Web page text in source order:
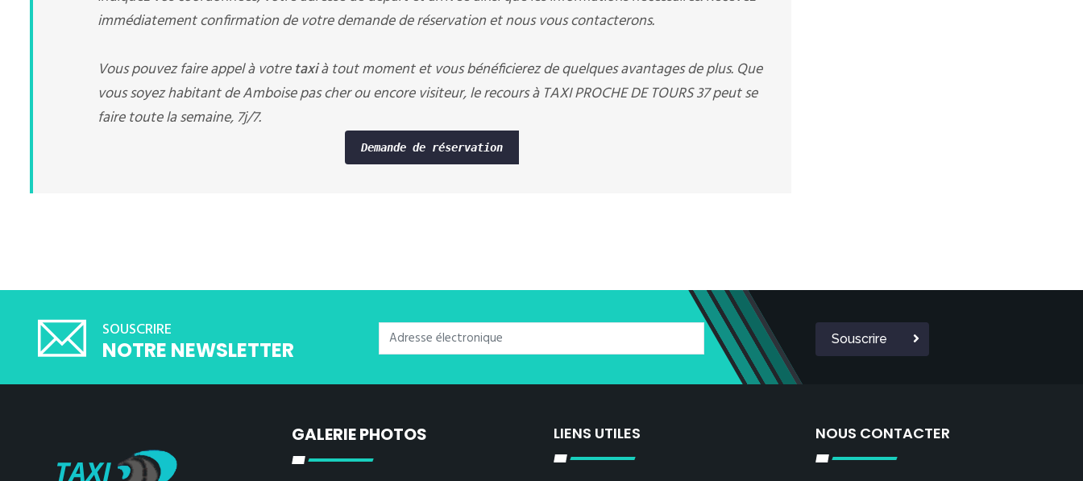
immédiatement confirmation de votre demande de réservation et nous vous contacterons.
Vous pouvez faire appel à votretaxià tout moment et vous bénéficierez de quelques avantages de plus. Que
vous soyez habitant de Amboise pas cher ou encore visiteur, le recours à TAXI PROCHE DE TOURS 37 peut se
faire toute la semaine, 7j/7.
Demande de réservation
SOUSCRIRE
NOTRE NEWSLETTER Souscrire
GALERIE PHOTOS LIENS UTILES NOUS CONTACTER